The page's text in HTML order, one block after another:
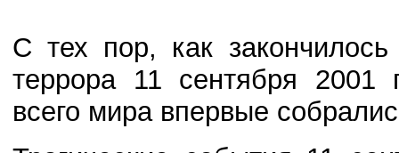
С тех пор, как закончилось
террора 11 сентября 2001
всего мира впервые